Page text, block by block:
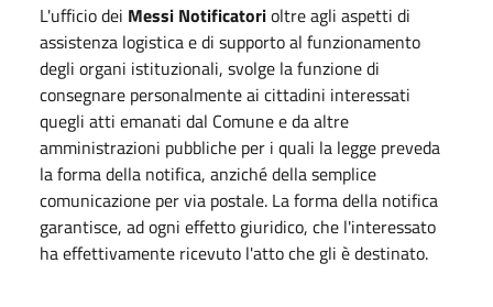
L'ufficio dei Messi Notificatorioltre agli aspetti di
assistenza logistica e di supporto al funzionamento
degli organi istituzionali, svolge la funzione di
consegnare personalmente ai cittadini interessati
quegli atti emanati dal Comune e da altre
amministrazioni pubbliche per i quali la legge preveda
la forma della notifica, anziché della semplice
comunicazione per via postale. La forma della notifica
garantisce, ad ogni effetto giuridico, che l'interessato
ha effettivamente ricevuto l'atto che gli è destinato.